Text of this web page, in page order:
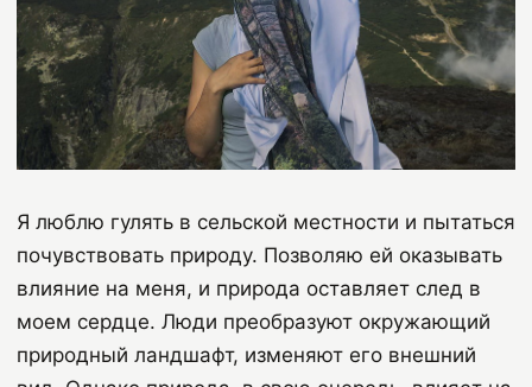
Я люблю гулять в сельской местности и пытаться
почувствовать природу. Позволяю ей оказывать
влияние на меня, и природа оставляет след в
моем сердце. Люди преобразуют окружающий
природный ландшафт, изменяют его внешний